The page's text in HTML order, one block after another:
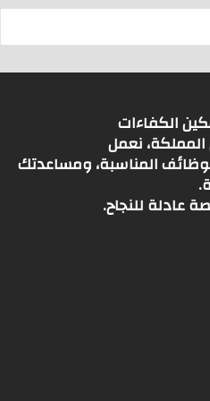
الكفاءات
نعمل
المناسبة، ومساعدتك
عادلة للنجاح.